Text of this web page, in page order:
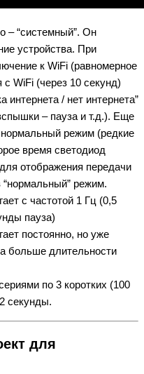
– “системный”. Он
устройства. При
к WiFi (равномерное
WiFi (через 10 секунд)
интернета / нет интернета”
– пауза и т.д.). Еще
режим (редкие
время светодиод
отображения передачи
режим.
с частотой 1 Гц (0,5
пауза)
постоянно, но уже
больше длительности
по 3 коротких (100
секунды.
для